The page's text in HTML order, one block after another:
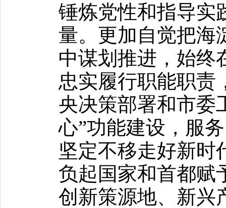
锤炼党性和指导实
量。更加自觉把海
中谋划推进，始终
忠实履行职能职责
央决策部署和市委
心”功能建设，服
坚定不移走好新时
负起国家和首都赋
创新策源地、新兴